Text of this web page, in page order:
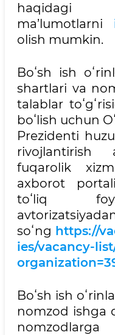
ma’lumotlarni
olish mumkin.
Boʻsh ish
shartlari va
talablar
boʻlish uchun
Prezidenti
rivojlantirish
fuqarolik
axborot
toʻliq
soʻng https://
ies/vacancy-
Boʻsh ish
nomzod ishga
nomzodlarga